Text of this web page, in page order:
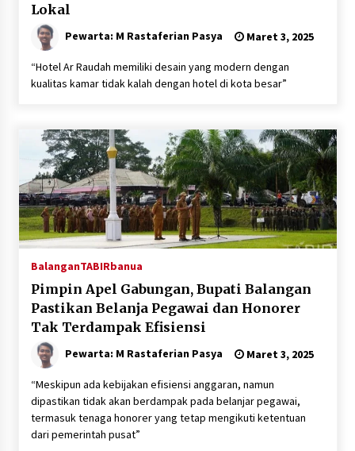
Lokal
Pewarta: M Rastaferian Pasya Maret 3, 2025
“Hotel Ar Raudah memiliki desain yang modern dengan
kualitas kamar tidak kalah dengan hotel di kota besar”
BalanganTABIRbanua
Pimpin Apel Gabungan, Bupati Balangan
Pastikan Belanja Pegawai dan Honorer
Tak Terdampak Efisiensi
Pewarta: M Rastaferian Pasya Maret 3, 2025
“Meskipun ada kebijakan efisiensi anggaran, namun
dipastikan tidak akan berdampak pada belanjar pegawai,
termasuk tenaga honorer yang tetap mengikuti ketentuan
dari pemerintah pusat”